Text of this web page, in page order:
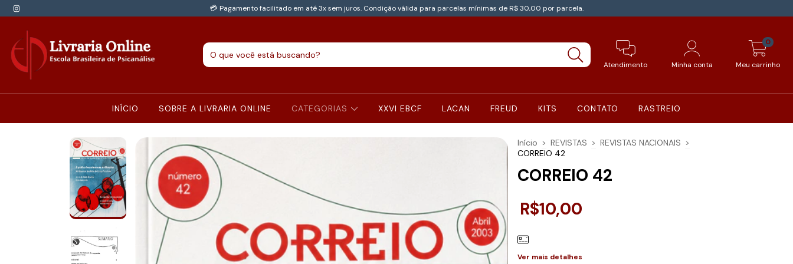
💳 Pagamento facilitado em até 3x sem juros. Condição válida para parcelas mínimas de R$ 30,00 por parcela.
Atendimento Minha conta Meu carrinho
0
INÍCIO SOBRE A LIVRARIA ONLINE CATEGORIAS XXVI EBCF LACAN FREUD KITS CONTATO RASTREIO
Início > REVISTAS > REVISTAS NACIONAIS >
CORREIO 42
CORREIO 42
R$10,00
Ver mais detalhes